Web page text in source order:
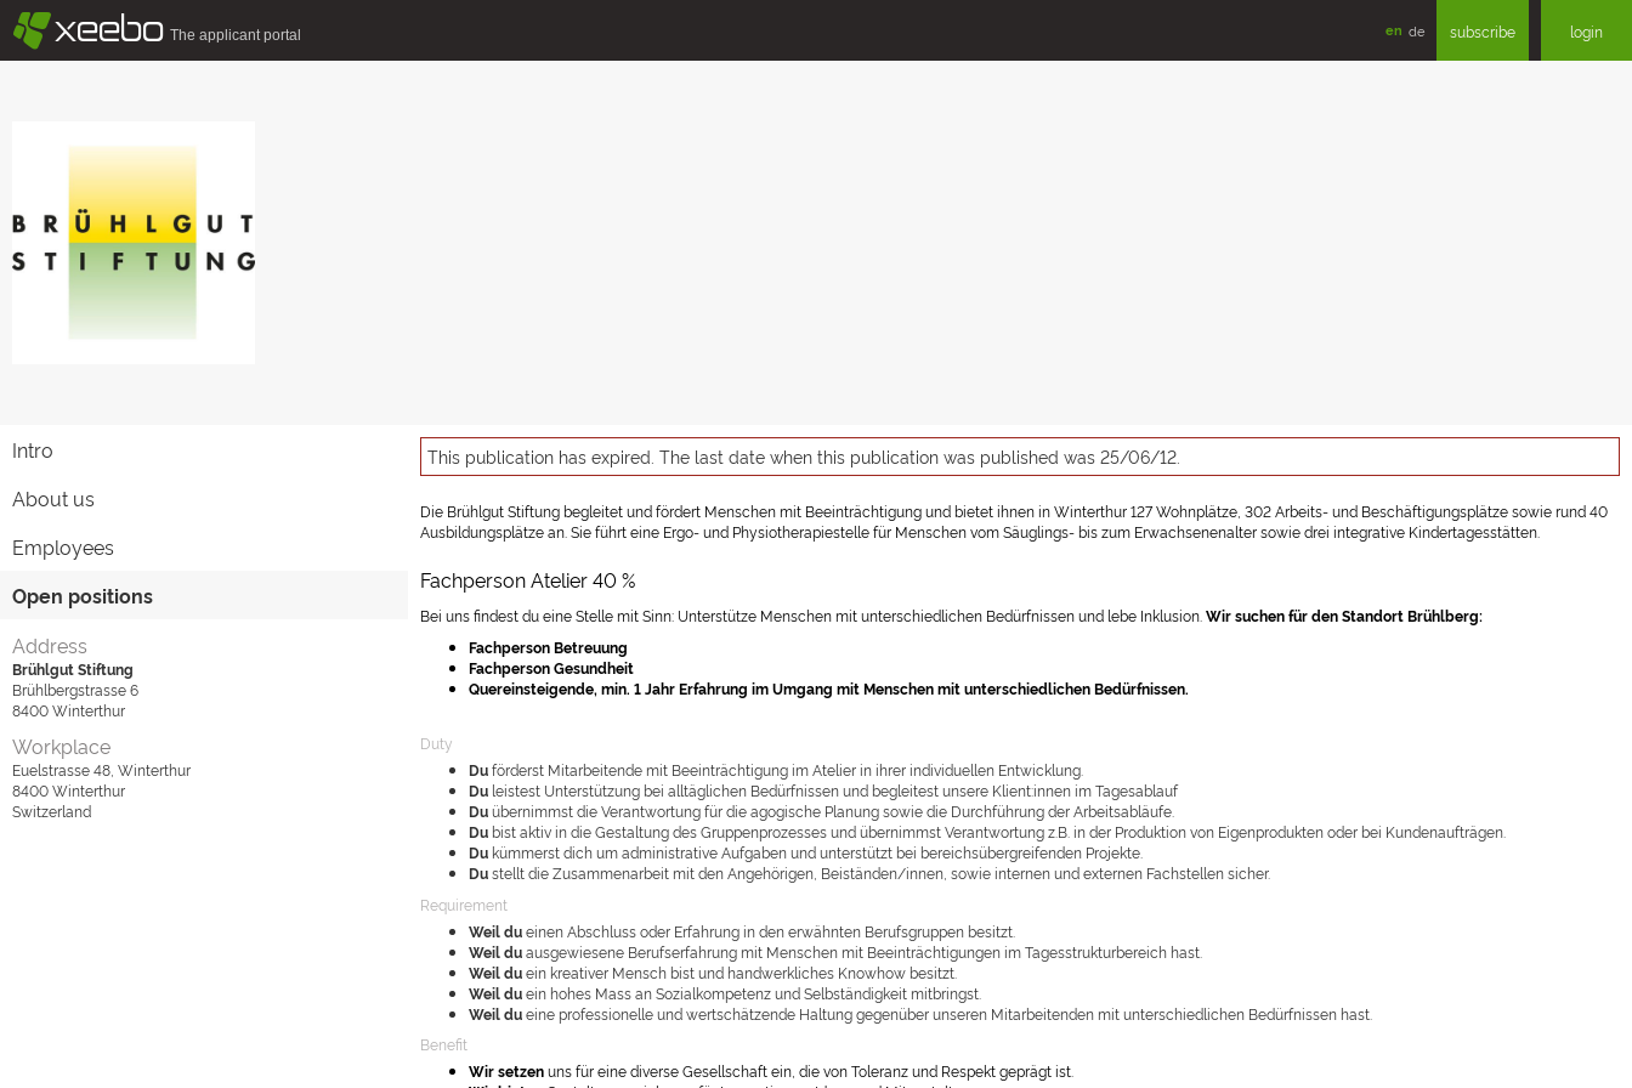
§xeebo The applicant portal en de subscribe login
Intro
About us
Employees
Open positions
Address
Brühlgut Stiftung
Brühlbergstrasse 6
8400Winterthur
Workplace
Euelstrasse 48, Winterthur
8400Winterthur
Switzerland
This publication has expired. The last date when this publication was published was 25/06/12.
Die Brühlgut Stiftung begleitet und fördert Menschen mit Beeinträchtigung und bietet ihnen in Winterthur 127 Wohnplätze, 302 Arbeits- und Beschäftigungsplätze sowie rund 40
Ausbildungsplätze an. Sie führt eine Ergo- und Physiotherapiestelle für Menschen vom Säuglings- bis zum Erwachsenenalter sowie drei integrative Kindertagesstätten.
Fachperson Atelier 40 %
Bei uns findest du eine Stelle mit Sinn: Unterstütze Menschen mit unterschiedlichen Bedürfnissen und lebe Inklusion. Wir suchen für den Standort Brühlberg:
Fachperson Betreuung
Fachperson Gesundheit
Quereinsteigende, min. 1 Jahr Erfahrung im Umgang mit Menschen mit unterschiedlichen Bedürfnissen.
Duty
Duförderst Mitarbeitende mit Beeinträchtigung im Atelier in ihrer individuellen Entwicklung.
Du leistest Unterstützung bei alltäglichen Bedürfnissen und begleitest unsere Klient:innen im Tagesablauf
Duübernimmst die Verantwortung für die agogische Planung sowie die Durchführung der Arbeitsabläufe.
Du bist aktiv in die Gestaltung des Gruppenprozesses und übernimmst Verantwortung z.B. in der Produktion von Eigenprodukten oder bei Kundenaufträgen.
Du kümmerst dich um administrative Aufgaben und unterstützt bei bereichsübergreifenden Projekte.
Dustellt die Zusammenarbeit mit den Angehörigen, Beiständen/innen, sowie internen und externen Fachstellen sicher.
Requirement
Weil dueinen Abschluss oder Erfahrung in den erwähnten Berufsgruppen besitzt.
Weil duausgewiesene Berufserfahrung mit Menschen mit Beeinträchtigungen im Tagesstrukturbereich hast.
Weil duein kreativer Mensch bist und handwerkliches Knowhow besitzt.
Weil duein hohes Mass an Sozialkompetenz und Selbständigkeit mitbringst.
Weildueine professionelle und wertschätzende Haltung gegenüber unseren Mitarbeitenden mit unterschiedlichen Bedürfnissen hast.
Benefit
Wir setzenuns für eine diverse Gesellschaft ein, die von Toleranz und Respekt geprägt ist.